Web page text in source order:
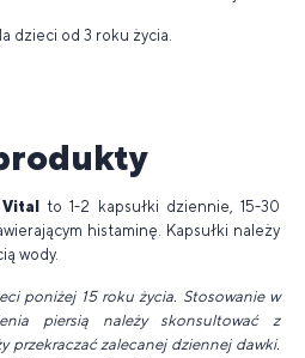
dzieci od 3 roku życia.
Vital to 1-2 kapsułki dziennie, 15-30
histaminę. Kapsułki należy
wody.
poniżej 15 roku życia. Stosowanie w
piersią należy skonsultować z
przekraczać zalecanej dziennej dawki.